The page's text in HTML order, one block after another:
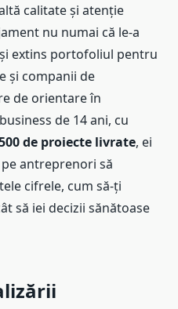
calitate și atenție
nu numai că le-a
extins portofoliul pentru
și companii de
de orientare în
de 14 ani, cu
de proiecte livrate, ei
antreprenori să
cifrele, cum să-ți
să iei decizii sănătoase